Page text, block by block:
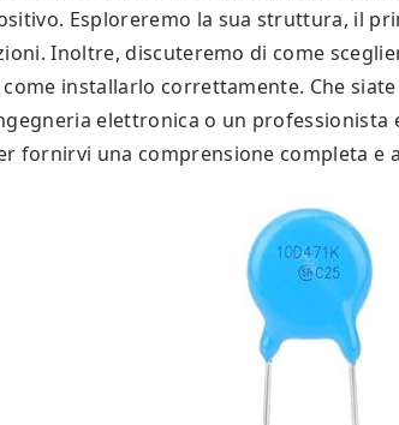
Esploreremo la sua struttura, il
Inoltre, discuteremo di come
come installarlo correttamente. Che
elettronica o un professionista
fornirvi una comprensione completa e